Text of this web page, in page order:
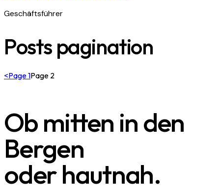
Geschäftsführer
Posts pagination
<Page1Page 2
Ob mitten in den
Bergen
oder hautnah.